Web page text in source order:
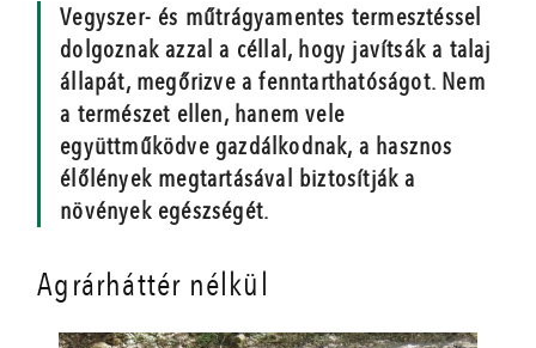
Vegyszer- és műtrágyamentes termesztéssel
dolgoznak azzal a céllal, hogy javítsák a talaj
állapát, megőrizve a fenntarthatóságot. Nem
a természet ellen, hanem vele
együttműködve gazdálkodnak, a hasznos
élőlények megtartásával biztosítják a
növények egészségét.
Agrárháttér nélkül